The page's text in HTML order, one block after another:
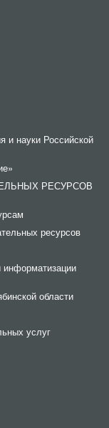
и науки Российской
РЕСУРСОВ
ресурсов
информатизации
области
услуг